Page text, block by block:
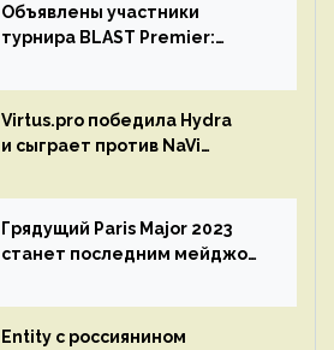
Объявлены участники
турнира BLAST Premier:
Virtus.pro победила Hydra
и сыграет против NaVi
Грядущий Paris Major 2023
станет последним мейджор-
Entity с россиянином